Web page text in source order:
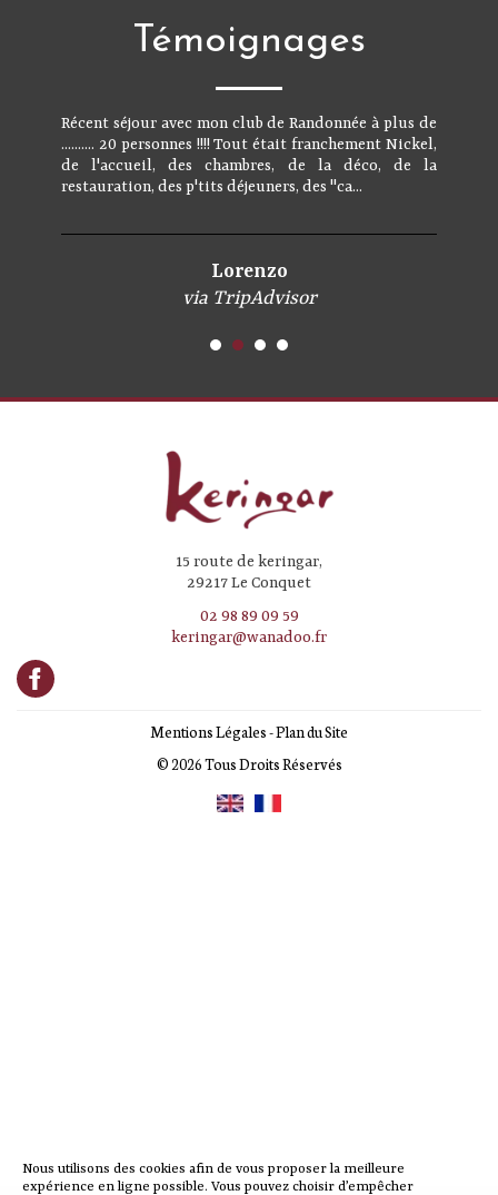
Témoignages
Récent séjour avec mon club de Randonnée à plus de
.......... 20 personnes !!!! Tout était franchement Nickel,
de l'accueil, des chambres, de la déco, de la
restauration, des p'tits déjeuners, des "ca...
Lorenzo
via TripAdvisor
15 route de keringar,
29217 Le Conquet
02 98 89 09 59
keringar@wanadoo.fr
Mentions Légales-Plan du Site
© 2026 Tous Droits Réservés
Nous utilisons des cookies afin de vous proposer la meilleure
expérience en ligne possible. Vous pouvez choisir d’empêcher